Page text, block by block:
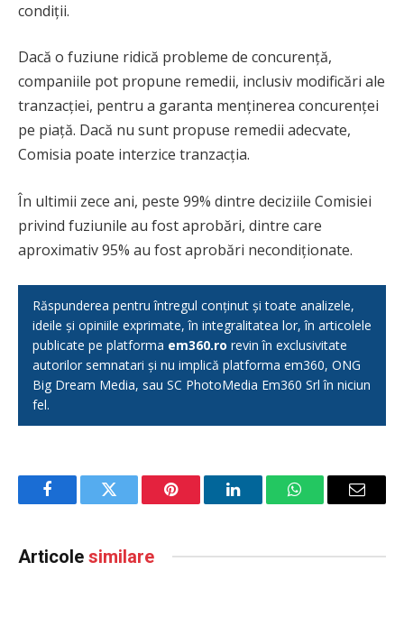
condiții.
Dacă o fuziune ridică probleme de concurență,
companiile pot propune remedii, inclusiv modificări ale
tranzacției, pentru a garanta menținerea concurenței
pe piață. Dacă nu sunt propuse remedii adecvate,
Comisia poate interzice tranzacția.
În ultimii zece ani, peste 99% dintre deciziile Comisiei
privind fuziunile au fost aprobări, dintre care
aproximativ 95% au fost aprobări necondiționate.
Răspunderea pentru întregul conținut și toate analizele,
ideile și opiniile exprimate, în integralitatea lor, în articolele
publicate pe platforma em360.ro revin în exclusivitate
autorilor semnatari și nu implică platforma em360, ONG
Big Dream Media, sau SC PhotoMedia Em360 Srl în niciun
fel.
FacebookTwitter Pinterest LinkedInWhatsAppEmail
Articole similare